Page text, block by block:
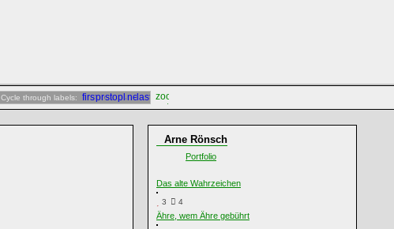
Cycle through labels:
Arne Rönsch
Portfolio
Das alte Wahrzeichen
3 4
Ähre, wem Ähre gebührt